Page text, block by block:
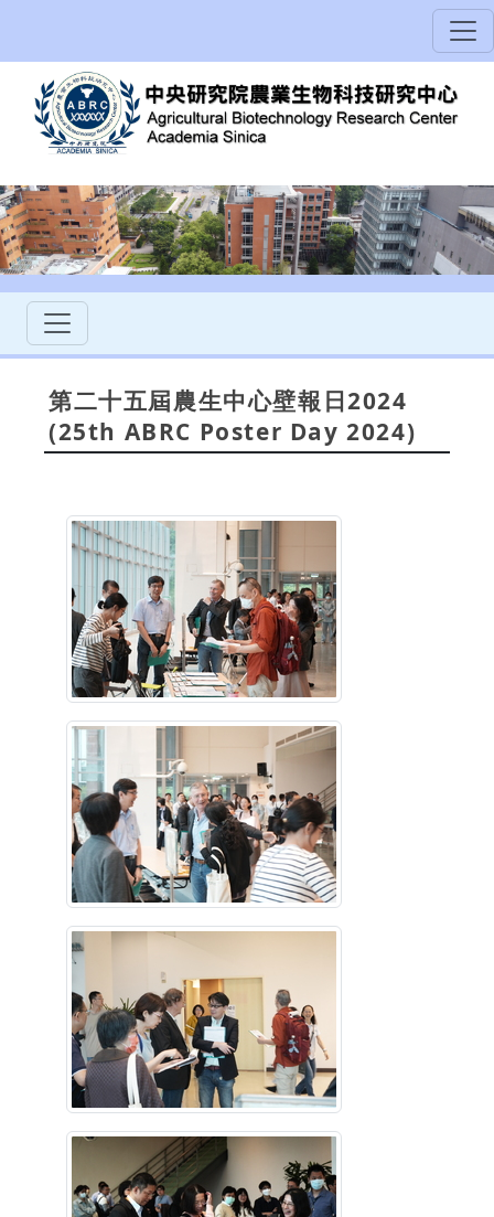
第二十五屆農生中心壁報日2024
(25th ABRC Poster Day 2024)